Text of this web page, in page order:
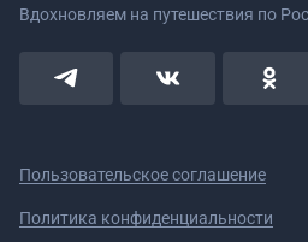
Вдохновляем на путешествия по
Пользовательское соглашение
Политика конфиденциальности